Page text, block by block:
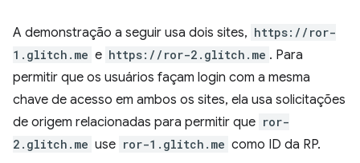
A demonstração a seguir usa dois sites, https://ror-
1.glitch.me e https://ror-2.glitch.me . Para
permitir que os usuários façam login com a mesma
chave de acesso em ambos os sites, ela usa solicitações
de origem relacionadas para permitir que ror-
2.glitch.me use ror-1.glitch.me como ID da RP.